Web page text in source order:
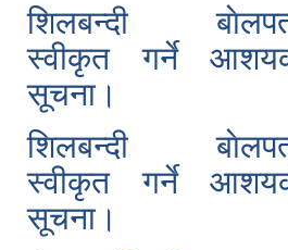
शिलबन्दी
स्वीकृत गर्ने
सूचना।
शिलबन्दी
स्वीकृत गर्ने
सूचना।